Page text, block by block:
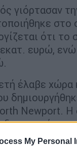
My Personal
γιόρτασαν
ότι το
ευρώ,
έλαβε
Newport. Η
δημιουργία
μήκος του